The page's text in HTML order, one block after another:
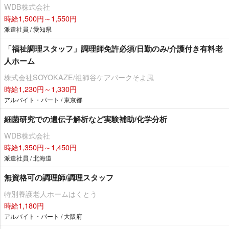
WDB株式会社
時給1,500円～1,550円
派遣社員 / 愛知県
「福祉調理スタッフ」調理師免許必須/日勤のみ/介護付き有料老
人ホーム
株式会社SOYOKAZE/祖師谷ケアパークそよ風
時給1,230円～1,330円
アルバイト・パート / 東京都
細菌研究での遺伝子解析など実験補助/化学分析
WDB株式会社
時給1,350円～1,450円
派遣社員 / 北海道
無資格可の調理師/調理スタッフ
特別養護老人ホームはくとう
時給1,180円
アルバイト・パート / 大阪府